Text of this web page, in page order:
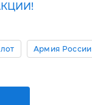
Армия России